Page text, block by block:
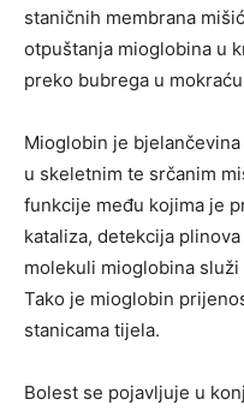
staničnih membrana
otpuštanja mioglobina u
preko bubrega u
Mioglobin je
u skeletnim te srčanim
funkcije među kojima je
kataliza, detekcija
molekuli mioglobina
Tako je mioglobin
stanicama tijela.
Bolest se pojavljuje u